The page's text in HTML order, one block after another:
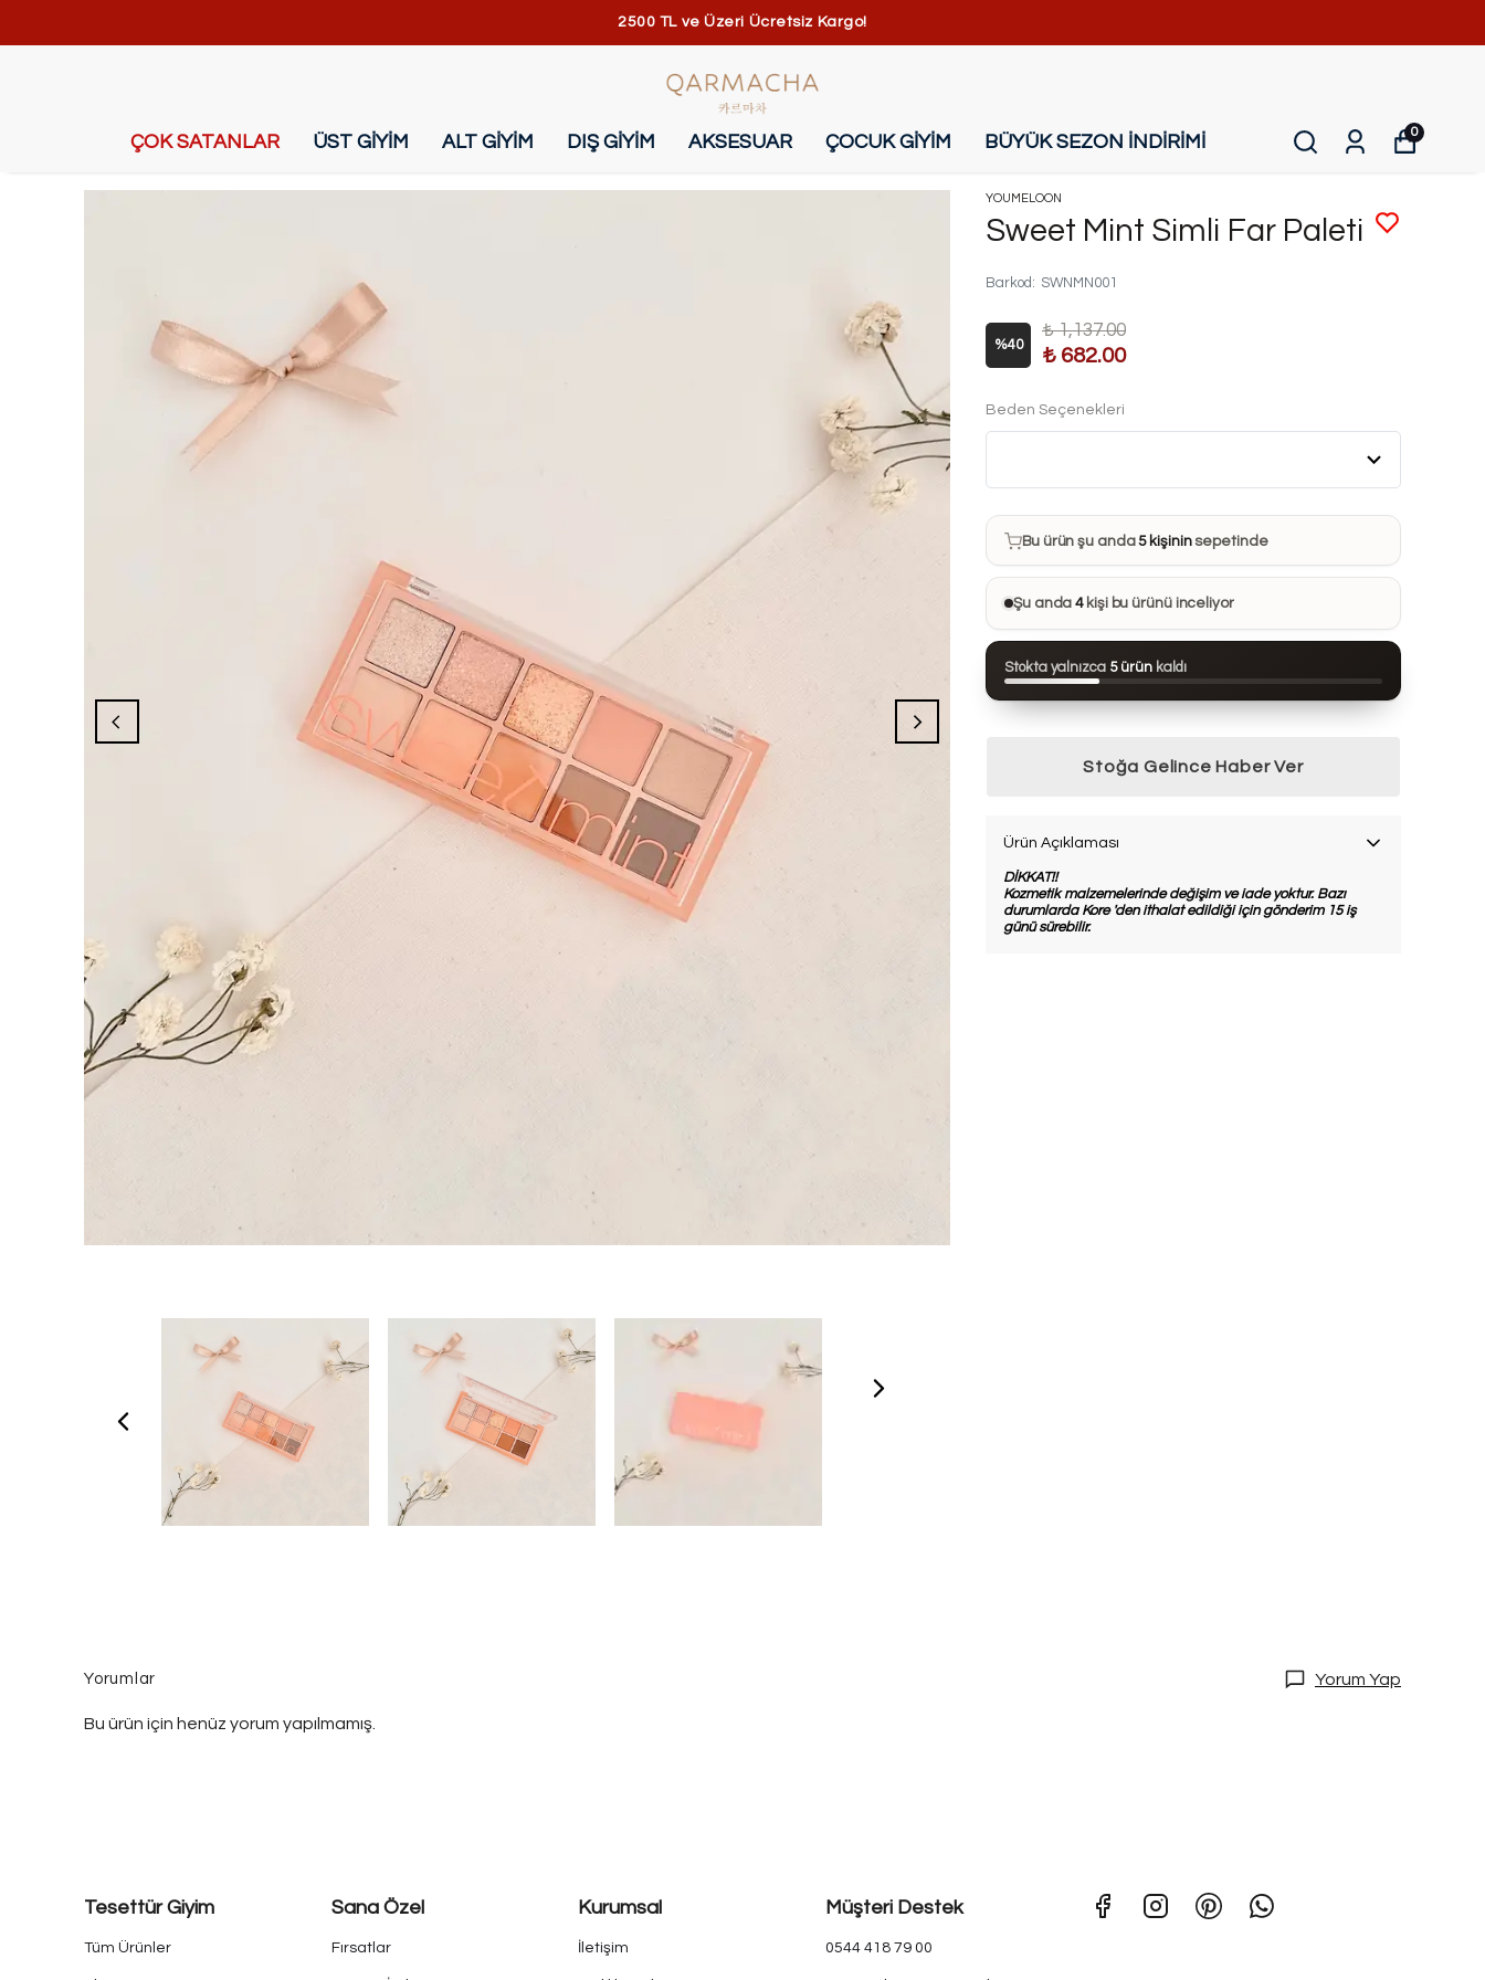
2500 TL ve Üzeri Ücretsiz Kargo!
ÇOK SATANLAR ÜST GİYİM ALT GİYİM DIŞ GİYİM AKSESUAR ÇOCUK GİYİM BÜYÜK SEZON İNDİRİMİ 0
YOUMELOON
Sweet Mint Simli Far Paleti
Barkod : SWNMN001
%40
₺ 1,137.00
₺ 682.00
Beden Seçenekleri
Bu ürün son 7 günde6 kezsatın alındı
Bu ürün şu anda5 kişininsepetinde
Bu ürünü 15 kişi favorilerine ekledi
Bu ürün son 24 saatte110 kezgörüntülendi
Şu anda4kişi bu ürünü inceliyor
Stokta yalnızca 5 ürün kaldı
Stoğa Gelince Haber Ver
Ürün Açıklaması
DİKKAT!!
Kozmetik malzemelerinde değişim ve iade yoktur. Bazı
durumlarda Kore 'den ithalat edildiği için gönderim 15 iş
günü sürebilir.
Yorumlar Yorum Yap
Bu ürün için henüz yorum yapılmamış.
Tesettür Giyim
Tüm Ürünler
Sana Özel
Fırsatlar
Kurumsal
İletişim
Müşteri Destek
0544 418 79 00